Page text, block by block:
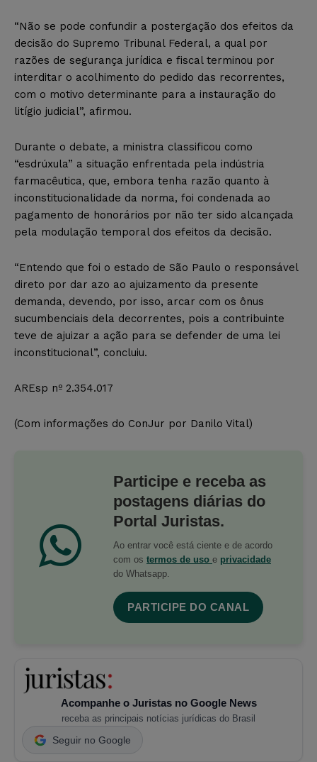
“Não se pode confundir a postergação dos efeitos da
decisão do Supremo Tribunal Federal, a qual por
razões de segurança jurídica e fiscal terminou por
interditar o acolhimento do pedido das recorrentes,
com o motivo determinante para a instauração do
litígio judicial”, afirmou.
Durante o debate, a ministra classificou como
“esdrúxula” a situação enfrentada pela indústria
farmacêutica, que, embora tenha razão quanto à
inconstitucionalidade da norma, foi condenada ao
pagamento de honorários por não ter sido alcançada
pela modulação temporal dos efeitos da decisão.
“Entendo que foi o estado de São Paulo o responsável
direto por dar azo ao ajuizamento da presente
demanda, devendo, por isso, arcar com os ônus
sucumbenciais dela decorrentes, pois a contribuinte
teve de ajuizar a ação para se defender de uma lei
inconstitucional”, concluiu.
AREsp nº 2.354.017
(Com informações do ConJur por Danilo Vital)
Participe e receba as
postagens diárias do
Portal Juristas.
Ao entrar você está ciente e de acordo
com os termos de uso e privacidade
do Whatsapp.
PARTICIPE DO CANAL
Acompanhe o Juristas no Google News
receba as principais notícias jurídicas do Brasil
Seguir no Google